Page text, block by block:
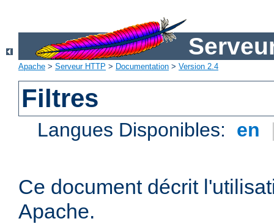
Apache > Serveur HTTP > Documentation > Version 2.4
Filtres
Langues Disponibles: en
Ce document décrit
Apache.